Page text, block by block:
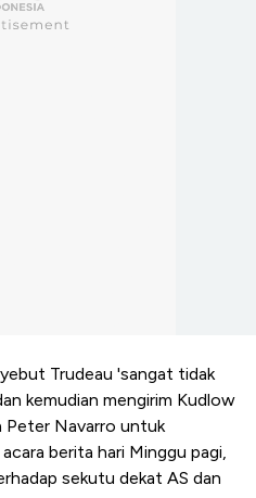
Trudeau 'sangat tidak
kemudian mengirim Kudlow
Peter Navarro untuk
berita hari Minggu pagi,
sekutu dekat AS dan